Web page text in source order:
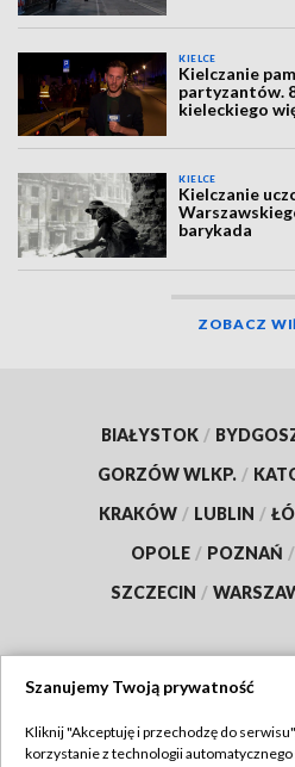
KIELCE
Kielczanie
partyzantów.
kieleckiego
KIELCE
Kielczanie
barykada
ZOBACZ
BIAŁYSTOK /
GORZÓW WLKP. /
KRAKÓW / LUBLIN /
OPOLE / POZNAŃ /
SZCZECIN /
TVP
Szanujemy Twoją prywatność
Kliknij "Akceptuję i przechodzę do
korzystanie z technologii automatycznego